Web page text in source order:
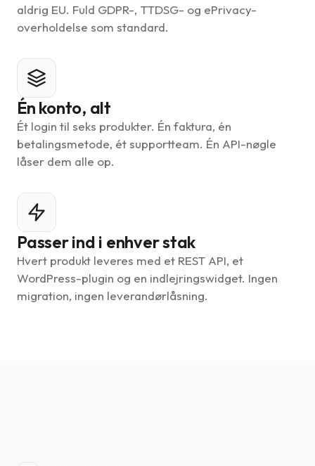
aldrig EU. Fuld GDPR-, TTDSG- og ePrivacy-
overholdelse som standard.
Én konto, alt
Ét login til seks produkter. Én faktura, én
betalingsmetode, ét supportteam. Én API-nøgle
låser dem alle op.
Passer ind i enhver stak
Hvert produkt leveres med et REST API, et
WordPress-plugin og en indlejringswidget. Ingen
migration, ingen leverandørlåsning.